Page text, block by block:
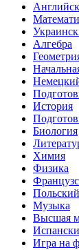
Алгебра
История
Биология
Химия
Физика
Музыка
Высшая
Игра на